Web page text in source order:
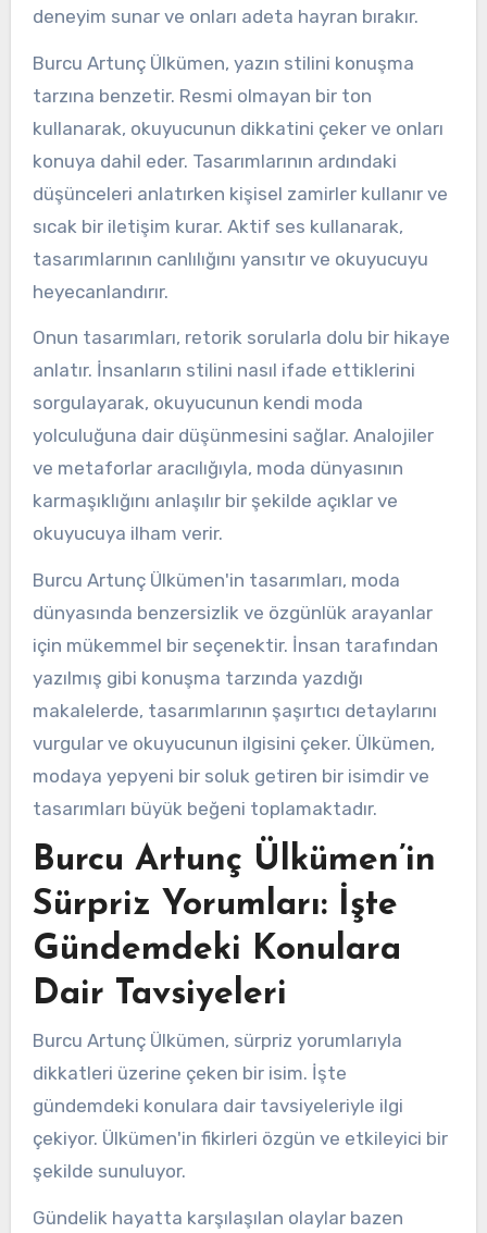
deneyim sunar ve onları adeta hayran bırakır.
Burcu Artunç Ülkümen, yazın stilini konuşma
tarzına benzetir. Resmi olmayan bir ton
kullanarak, okuyucunun dikkatini çeker ve onları
konuya dahil eder. Tasarımlarının ardındaki
düşünceleri anlatırken kişisel zamirler kullanır ve
sıcak bir iletişim kurar. Aktif ses kullanarak,
tasarımlarının canlılığını yansıtır ve okuyucuyu
heyecanlandırır.
Onun tasarımları, retorik sorularla dolu bir hikaye
anlatır. İnsanların stilini nasıl ifade ettiklerini
sorgulayarak, okuyucunun kendi moda
yolculuğuna dair düşünmesini sağlar. Analojiler
ve metaforlar aracılığıyla, moda dünyasının
karmaşıklığını anlaşılır bir şekilde açıklar ve
okuyucuya ilham verir.
Burcu Artunç Ülkümen'in tasarımları, moda
dünyasında benzersizlik ve özgünlük arayanlar
için mükemmel bir seçenektir. İnsan tarafından
yazılmış gibi konuşma tarzında yazdığı
makalelerde, tasarımlarının şaşırtıcı detaylarını
vurgular ve okuyucunun ilgisini çeker. Ülkümen,
modaya yepyeni bir soluk getiren bir isimdir ve
tasarımları büyük beğeni toplamaktadır.
Burcu Artunç Ülkümen’in
Sürpriz Yorumları: İşte
Gündemdeki Konulara
Dair Tavsiyeleri
Burcu Artunç Ülkümen, sürpriz yorumlarıyla
dikkatleri üzerine çeken bir isim. İşte
gündemdeki konulara dair tavsiyeleriyle ilgi
çekiyor. Ülkümen'in fikirleri özgün ve etkileyici bir
şekilde sunuluyor.
Gündelik hayatta karşılaşılan olaylar bazen